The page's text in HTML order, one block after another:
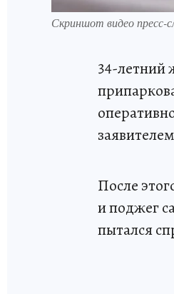
Скриншот видео пресс-
34-летний
После
и поджег
пытался